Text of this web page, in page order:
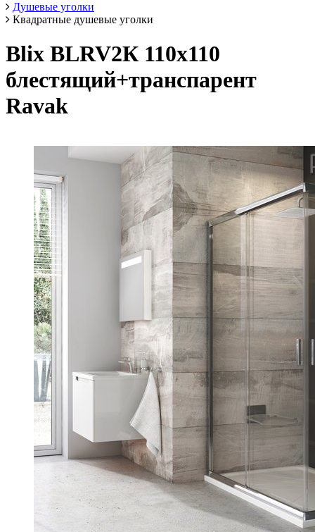
Душевые уголки
Квадратные душевые уголки
Blix BLRV2К 110х110
блестящий+транспарент
Ravak